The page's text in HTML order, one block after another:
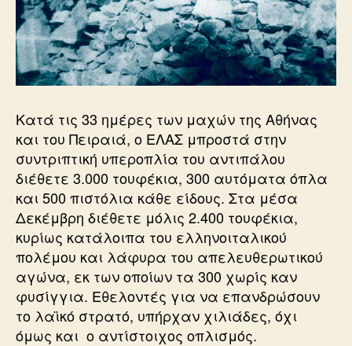
Κατά τις 33 ημέρες των μαχών της Αθήνας
και του Πειραιά, ο ΕΛΑΣ μπροστά στην
συντριπτική υπεροπλία του αντιπάλου
διέθετε 3.000 τουφέκια, 300 αυτόματα όπλα
και 500 πιστόλια κάθε είδους. Στα μέσα
Δεκέμβρη διέθετε μόλις 2.400 τουφέκια,
κυρίως κατάλοιπα του ελληνοιταλικού
πολέμου και λάφυρα του απελευθερωτικού
αγώνα, εκ των οποίων τα 300 χωρίς καν
φυσίγγια. Εθελοντές για να επανδρώσουν
το λαϊκό στρατό, υπήρχαν χιλιάδες, όχι
όμως και ο αντίστοιχος οπλισμός.